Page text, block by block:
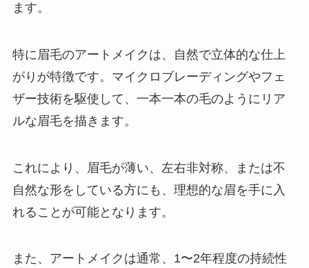
ます。
特に眉毛のアートメイクは、自然で立体的な仕上
がりが特徴です。マイクロブレーディングやフェ
ザー技術を駆使して、一本一本の毛のようにリア
ルな眉毛を描きます。
これにより、眉毛が薄い、左右非対称、または不
自然な形をしている方にも、理想的な眉を手に入
れることが可能となります。
また、アートメイクは通常、1〜2年程度の持続性